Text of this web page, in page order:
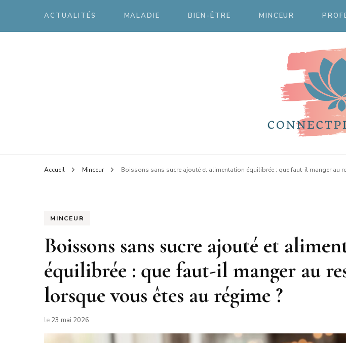
ACTUALITÉS MALADIE BIEN-ÊTRE MINCEUR
Accueil Minceur Boissons sans sucre ajouté et alimentation équilibrée : que faut-il manger au
MINCEUR
Boissons sans sucre ajouté et
équilibrée : que faut-il manger au
lorsque vous êtes au régime ?
le 23 mai 2026